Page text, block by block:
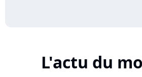
L'actu du